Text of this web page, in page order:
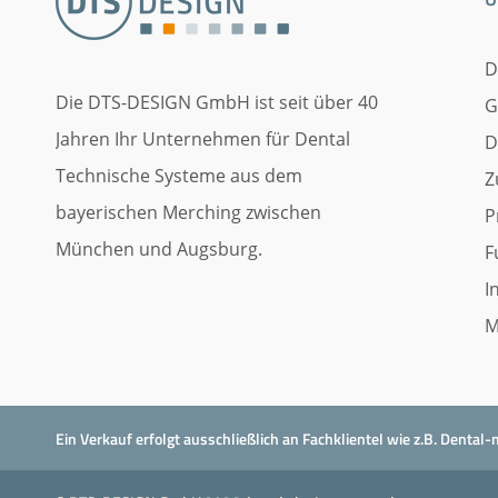
Die DTS-DESIGN GmbH ist seit über 40
Jahren Ihr Unternehmen für Dental
Technische Systeme aus dem
bayerischen Merching zwischen
München und Augsburg.
Ein Verkauf erfolgt ausschließlich an Fachklientel wie z.B.